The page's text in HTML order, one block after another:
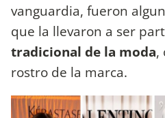
vanguardia, fueron
que la llevaron a ser
tradicional de la moda,
rostro de la marca.